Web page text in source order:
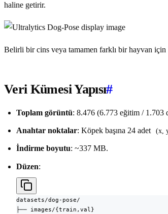
haline getirir.
Belirli bir cins veya tamamen farklı bir hayvan için
Veri Kümesi Yapısı#
Toplam görüntü: 8.476 (6.773 eğitim / 1.703
Anahtar noktalar: Köpek başına 24 adet (x,
İndirme boyutu: ~337 MB.
Düzen:
datasets/dog-pose/
├── images/{train,val}